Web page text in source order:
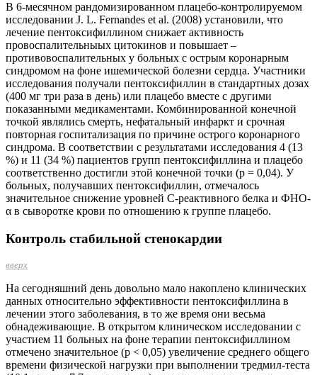
В 6-месячном рандомизированном плацебо-­контролируемом
исследовании J. L. Fernandes et al. (2008) установили, что
лечение пентоксифиллином снижает активность
провоспалительныых цитокинов и повышает –
противовоспалительных у больных с острым коронарным
синдромом на фоне ишемической болезни сердца. Участники
исследования получали пентоксифиллин в стандартных дозах
(400 мг три раза в день) или плацебо вместе с другими
показанными медикаментами. Комбинированной конечной
точкой являлись смерть, нефатальный инфаркт и срочная
повторная госпитализация по причине острого коронарного
синдрома. В соответствии с результатами исследования 4 (13
%) и 11 (34 %) пациентов групп пентоксифиллина и плацебо
соответственно достигли этой конечной точки (р = 0,04). У
больных, получавших пентоксифиллин, отмечалось
значительное снижение уровней С-реактивного белка и ФНО-
α в сыворотке крови по отношению к группе плацебо.
Контроль стабильной стенокардии
вверх
На сегодняшний день довольно мало накоплено клинических
данных относительно эффективности пентоксифиллина в
лечении этого заболевания, в то же время они весьма
обнадеживающие. В открытом клиническом исследовании с
участием 11 больных на фоне терапии пентоксифиллином
отмечено значительное (р < 0,05) увеличение среднего общего
времени физической нагрузки при выполнении тредмил-теста